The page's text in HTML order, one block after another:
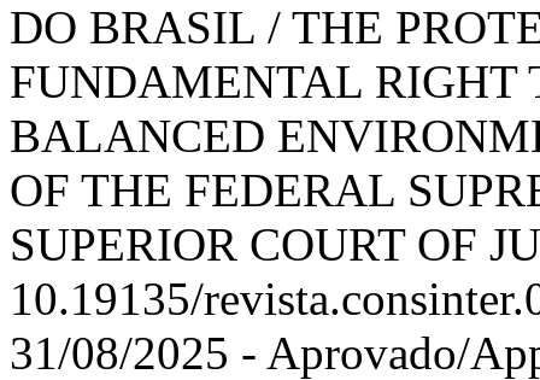
DO BRASIL / THE
FUNDAMENTAL RIGHT
BALANCED
OF THE FEDERAL
SUPERIOR COURT OF
10.19135/
31/08/2025 - Aprovado/